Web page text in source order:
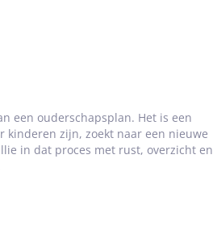
een ouderschapsplan. Het is een
kinderen zijn, zoekt naar een nieuwe
in dat proces met rust, overzicht en
geeft rust, berusting en het juiste